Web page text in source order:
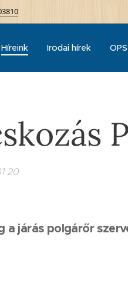
Híreink Irodai hírek
járás polgárőr